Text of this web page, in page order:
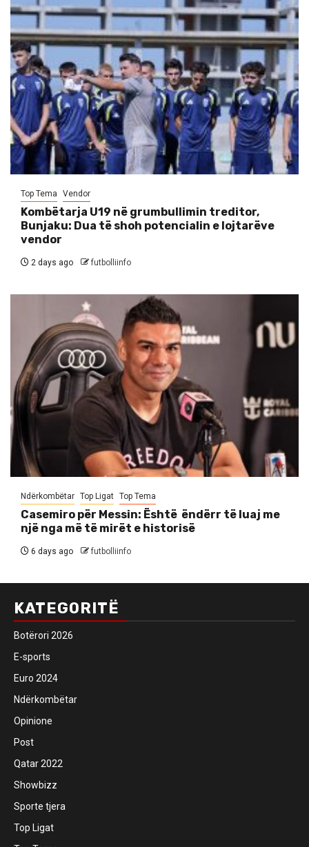
Top Tema Vendor
Kombëtarja U19 në grumbullimin treditor,
Bunjaku: Dua të shoh potencialin e lojtarëve
vendor
2 days ago futbolliinfo
Ndërkombëtar Top Ligat Top Tema
Casemiro për Messin: Është ëndërr të luaj me
një nga më të mirët e historisë
6 days ago futbolliinfo
KATEGORITË
Botërori 2026
E-sports
Euro 2024
Ndërkombëtar
Opinione
Post
Qatar 2022
Showbizz
Sporte tjera
Top Ligat